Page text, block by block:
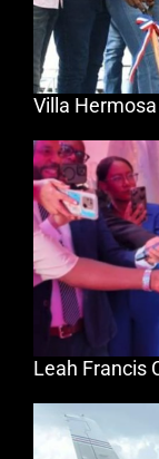
Villa Hermosa
Leah Francis